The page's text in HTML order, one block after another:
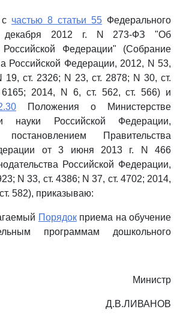
частью 8 статьи 55 Федерального
декабря 2012 г. N 273-ФЗ "Об
Федерации" (Собрание
Российской Федерации, 2012, N 53,
19, ст. 2326; N 23, ст. 2878; N 30, ст.
2014, N 6, ст. 562, ст. 566) и
Положения о Министерстве
науки Российской Федерации,
постановлением Правительства
от 3 июня 2013 г. N 466
Российской Федерации,
N 33, ст. 4386; N 37, ст. 4702; 2014,
582), приказываю:
Порядокприема на обучение
программам дошкольного
Министр
Д.В.ЛИВАНОВ